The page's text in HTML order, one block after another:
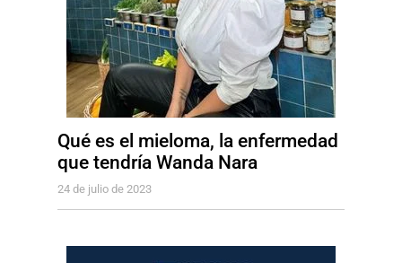
Qué es el mieloma, la enfermedad
que tendría Wanda Nara
24 de julio de 2023